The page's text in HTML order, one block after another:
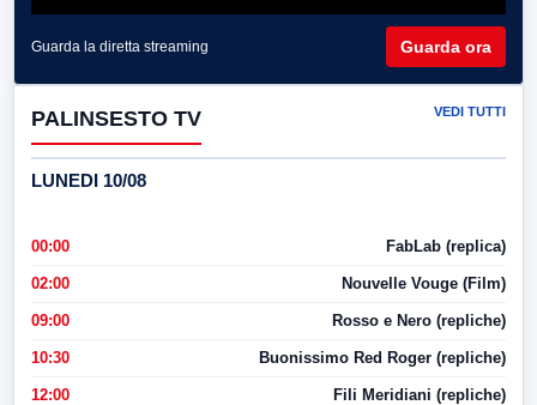
Guarda la diretta streaming Guarda ora
PALINSESTO TV VEDI TUTTI
LUNEDI 10/08
00:00 FabLab (replica)
02:00 Nouvelle Vouge (Film)
09:00 Rosso e Nero (repliche)
10:30 Buonissimo Red Roger (repliche)
12:00 Fili Meridiani (repliche)